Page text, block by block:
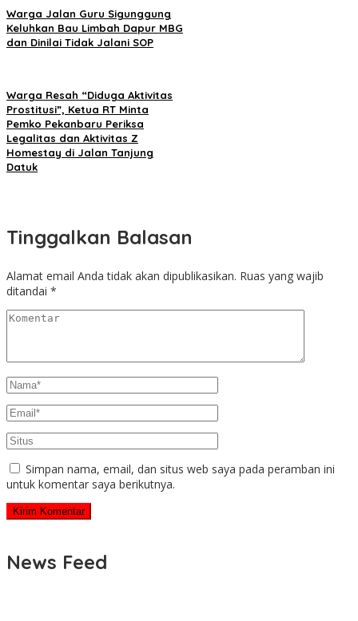
Warga Jalan Guru Sigunggung
Keluhkan Bau Limbah Dapur MBG
dan Dinilai Tidak Jalani SOP
Warga Resah “Diduga Aktivitas
Prostitusi”, Ketua RT Minta
Pemko Pekanbaru Periksa
Legalitas dan Aktivitas Z
Homestay di Jalan Tanjung
Datuk
Tinggalkan Balasan
Alamat email Anda tidak akan dipublikasikan. Ruas yang wajib
ditandai *
Simpan nama, email, dan situs web saya pada peramban ini
untuk komentar saya berikutnya.
News Feed